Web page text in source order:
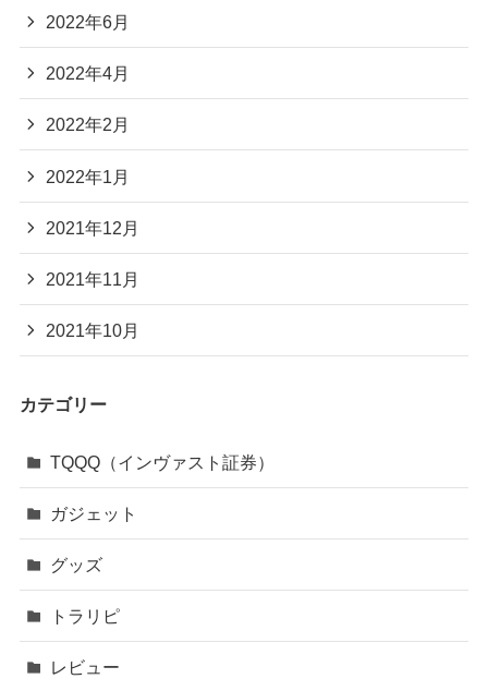
2022年6月
2022年4月
2022年2月
2022年1月
2021年12月
2021年11月
2021年10月
カテゴリー
TQQQ（インヴァスト証券）
ガジェット
グッズ
トラリピ
レビュー